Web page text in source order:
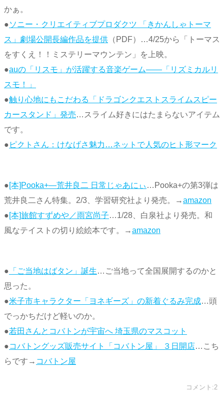
かぁ。
●ソニー・クリエイティブプロダクツ 「きかんしゃトーマ
ス」劇場公開長編作品を提供 （PDF）…4/25から「トーマス
をすくえ！！ミステリーマウンテン」を上映。
●auの「リスモ」が活躍する音楽ゲーム――「リズミカルリ
スモ！」
●触り心地にもこだわる「ドラゴンクエストスライムスピー
カースタンド」発売…スライム好きにはたまらないアイテム
です。
● ピクトさん：けなげさ魅力…ネットで人気のヒト形マーク
●[本]Pooka+―荒井良二 日常じゃあにぃ …Pooka+の第3弾は
荒井良二さん特集。2/3、学習研究社より発売。→amazon
●[本]旅館すずめや／雨宮尚子…1/28、白泉社より発売。和
風なテイストの切り絵絵本です。→amazon
● 「ご当地はばタン」誕生…ご当地って全国展開するのかと
思った。
●米子市キャラクター「ヨネギーズ」の新着ぐるみ完成…頭
でっかちだけど軽いのか。
●若田さんとコバトンが宇宙へ 埼玉県のマスコット
●コバトングッズ販売サイト「コバトン屋」 ３日開店…こち
らです→ コバトン屋
コメント:2